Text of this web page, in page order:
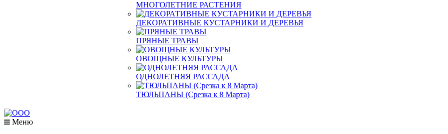
МНОГОЛЕТНИЕ РАСТЕНИЯ
ДЕКОРАТИВНЫЕ КУСТАРНИКИ И ДЕРЕВЬЯ
ПРЯНЫЕ ТРАВЫ
ОВОЩНЫЕ КУЛЬТУРЫ
ОДНОЛЕТНЯЯ РАССАДА
ТЮЛЬПАНЫ (Срезка к 8 Марта)
Меню